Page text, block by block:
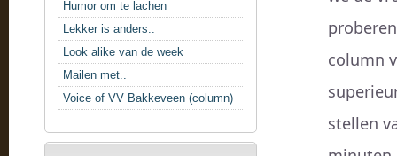
Humor om te lachen
Lekker is anders..
Look alike van de week
Mailen met..
Voice of VV Bakkeveen (column)
column
stellen